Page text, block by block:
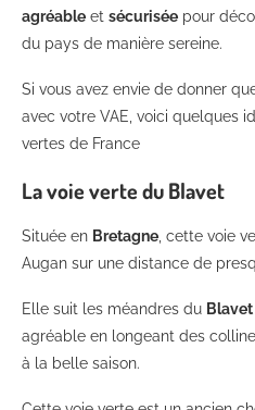
agréable et sécurisée pour
du pays de manière sereine.
Si vous avez envie de donner
avec votre VAE, voici quelques
vertes de France
La voie verte du Blavet
Située en Bretagne , cette voie
Augan sur une distance de
Elle suit les méandres du Blavet
agréable en longeant des
à la belle saison.